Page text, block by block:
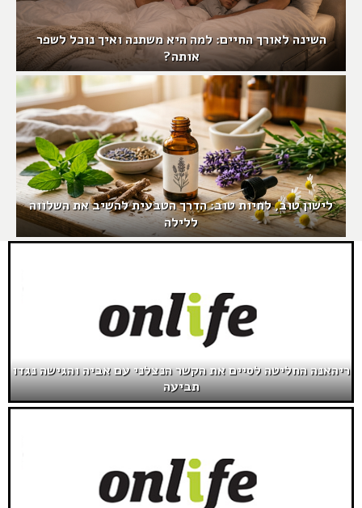
השינה לאורך החיים: למה היא משתנה ואיך נוכל לשפר
אותה?
לישון טוב, לחיות טוב: הדרך הטבעית להשיב את השלווה
ללילה
ריהאנה החליטה לסיים את הקשר הנצלני עם אביה והגישה נגדו
תביעה